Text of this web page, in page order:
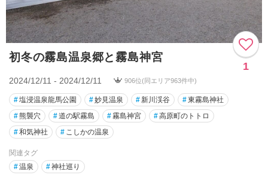
初冬の霧島温泉郷と霧島神宮
1
2024/12/11 - 2024/12/11 906位(同エリア963件中)
#塩浸温泉龍馬公園 #妙見温泉 #新川渓谷 #東霧島神社
#熊襲穴 #道の駅霧島 #霧島神宮 #高原町のトトロ
#和気神社 # こしかの温泉
関連タグ
#温泉 #神社巡り